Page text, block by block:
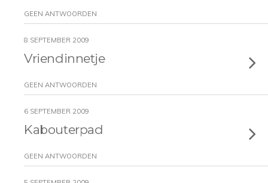
GEEN ANTWOORDEN
8 SEPTEMBER 2009
Vriendinnetje
GEEN ANTWOORDEN
6 SEPTEMBER 2009
Kabouterpad
GEEN ANTWOORDEN